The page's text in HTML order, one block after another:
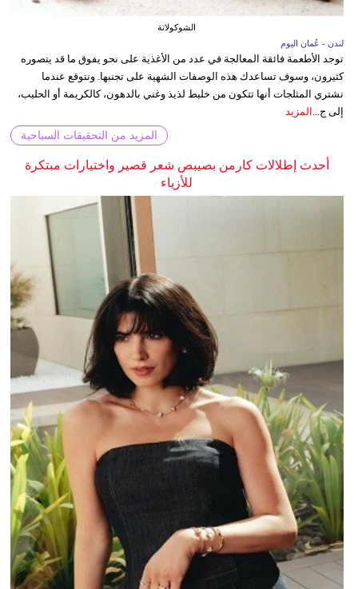
الشوكولاتة
لندن - عُمان اليوم
توجد الأطعمة فائقة المعالجة في عدد من الأغذية على نحو يفوق ما قد يتصوره
كثيرون، وسوف تساعدك هذه الوصفات الشهية على تجنبها. ونتوقع عندما
نشتري المثلجات أنها تتكون من خليط لذيذ وغني بالدهون، كالكريمة أو الحليب،
إلى ج... المزيد
المزيد من التحقيقات السياحية
أحدث إطلالات كارمن بصيبص شعر قصير واختيارات مبتكرة
للأزياء